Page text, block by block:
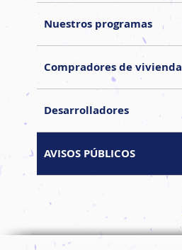
Nuestros programas
Compradores de vivienda
Desarrolladores
AVISOS PÚBLICOS